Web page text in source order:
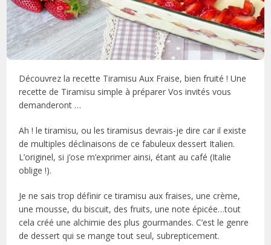
Découvrez la recette Tiramisu Aux Fraise, bien fruité ! Une
recette de Tiramisu simple à préparer Vos invités vous
demanderont …
Ah ! le tiramisu, ou les tiramisus devrais-je dire car il existe
de multiples déclinaisons de ce fabuleux dessert Italien.
L’originel, si j’ose m’exprimer ainsi, étant au café (Italie
oblige !).
Je ne sais trop définir ce tiramisu aux fraises, une crème,
une mousse, du biscuit, des fruits, une note épicée…tout
cela créé une alchimie des plus gourmandes. C’est le genre
de dessert qui se mange tout seul, subrepticement.